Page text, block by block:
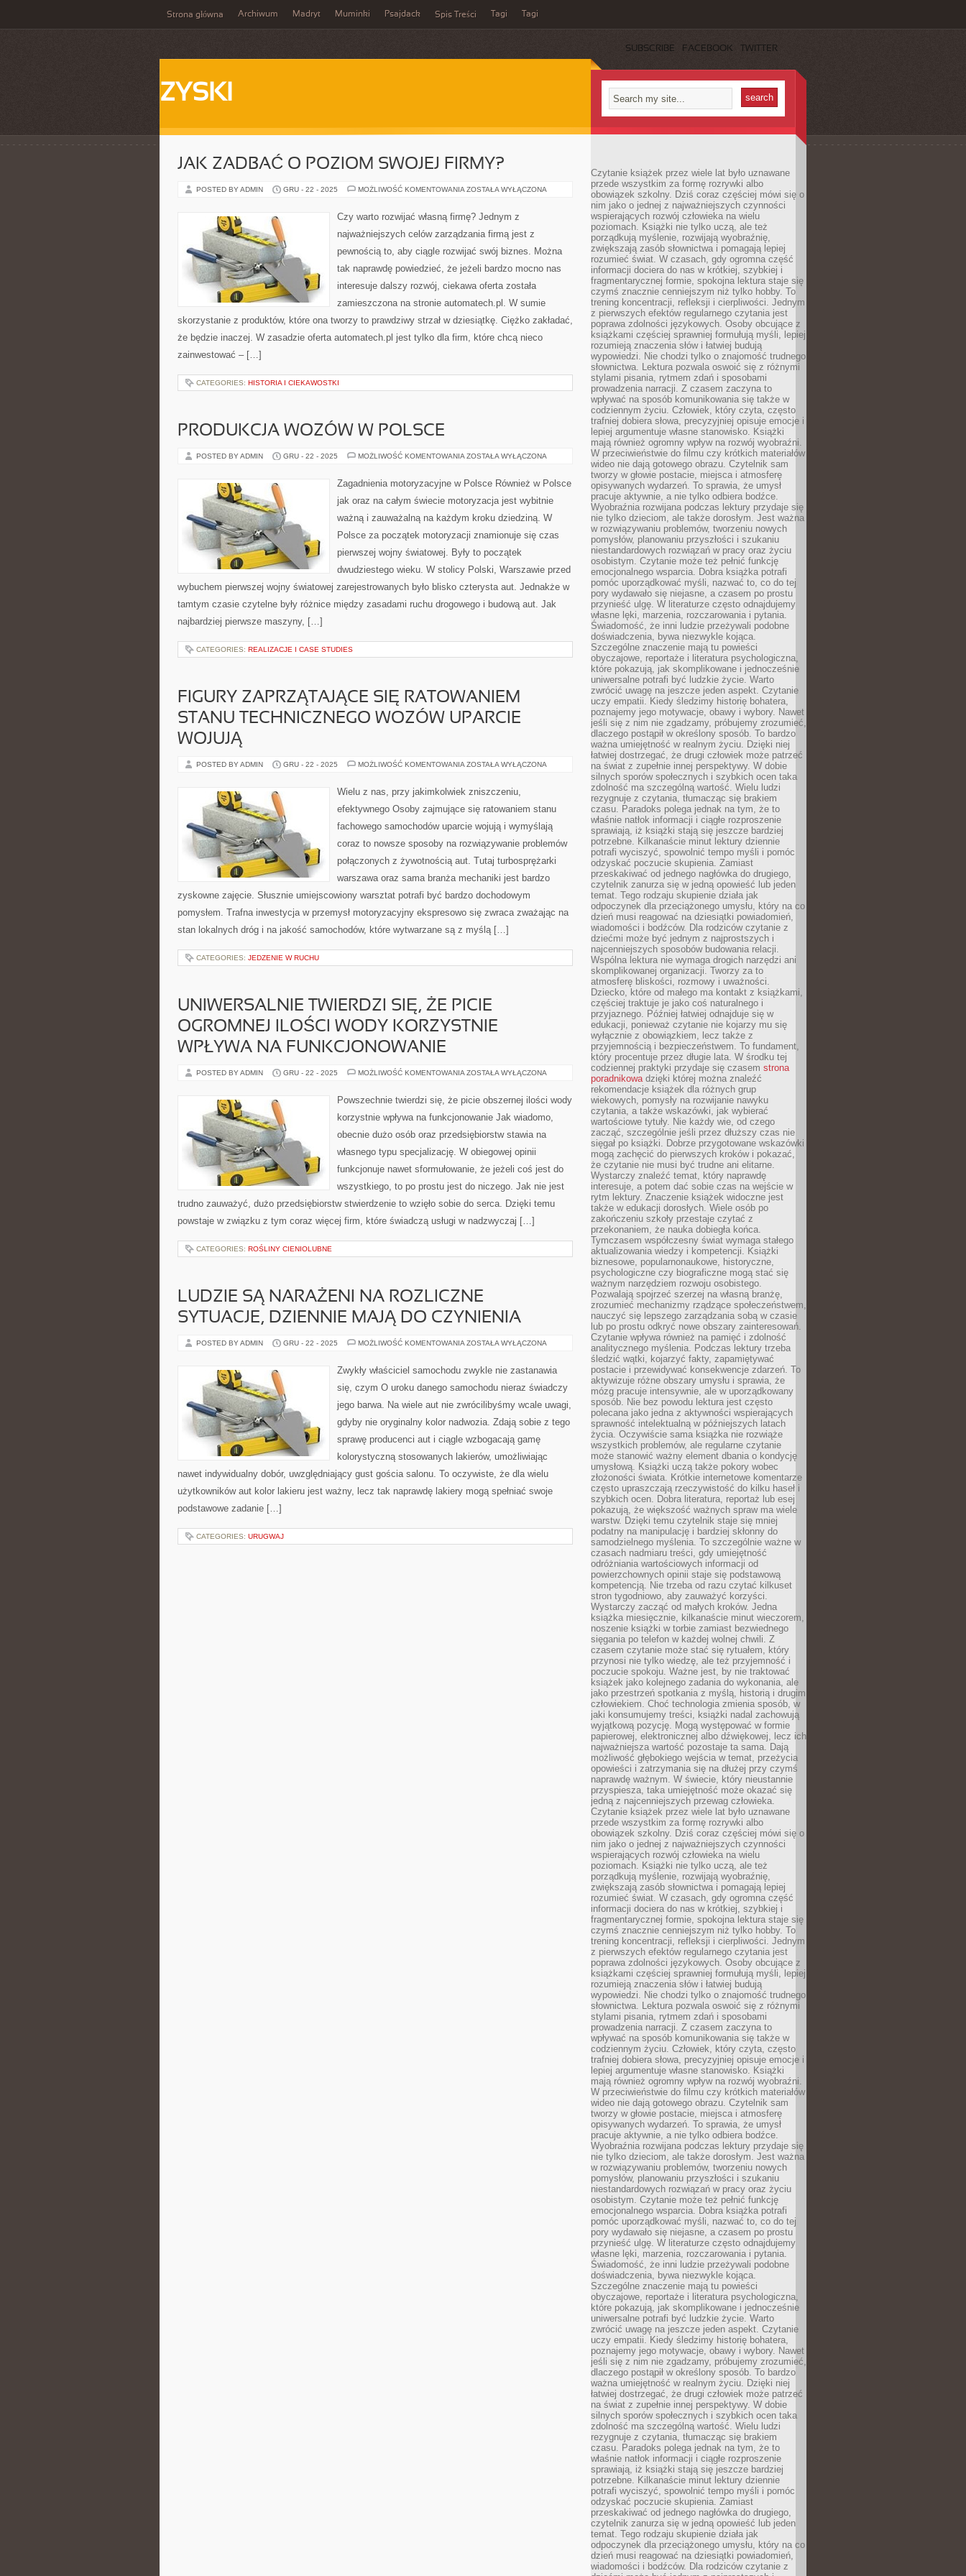
Strona główna Archiwum Madryt Muminki Psajdack Spis Treści Tagi Tagi
SUBSCRIBE FACEBOOK TWITTER
ZYSKI
JAK ZADBAĆ O POZIOM SWOJEJ FIRMY?
POSTED BY ADMIN GRU - 22 - 2025 MOŻLIWOŚĆ KOMENTOWANIA JAK
POZIOM
SWOJEJ
ZOSTAŁA WYŁĄCZONA
Czy warto rozwijać własną firmę? Jednym z
najważniejszych celów zarządzania firmą jest z
pewnością to, aby ciągle rozwijać swój biznes. Można
tak naprawdę powiedzieć, że jeżeli bardzo mocno nas
interesuje dalszy rozwój, ciekawa oferta została
zamieszczona na stronie automatech.pl. W sumie
skorzystanie z produktów, które ona tworzy to prawdziwy strzał w dziesiątkę. Ciężko zakładać,
że będzie inaczej. W zasadzie oferta automatech.pl jest tylko dla firm, które chcą nieco
zainwestować – […]
CATEGORIES: HISTORIA I CIEKAWOSTKI
PRODUKCJA WOZÓW W POLSCE
POSTED BY ADMIN GRU - 22 - 2025 MOŻLIWOŚĆ KOMENTOWANIA PRODUKCJA
POLSCE
ZOSTAŁA WYŁĄCZONA
Zagadnienia motoryzacyjne w Polsce Również w Polsce
jak oraz na całym świecie motoryzacja jest wybitnie
ważną i zauważalną na każdym kroku dziedziną. W
Polsce za początek motoryzacji znamionuje się czas
pierwszej wojny światowej. Były to początek
dwudziestego wieku. W stolicy Polski, Warszawie przed
wybuchem pierwszej wojny światowej zarejestrowanych było blisko czterysta aut. Jednakże w
tamtym czasie czytelne były różnice między zasadami ruchu drogowego i budową aut. Jak
najbardziej pierwsze maszyny, […]
CATEGORIES: REALIZACJE I CASE STUDIES
FIGURY ZAPRZĄTAJĄCE SIĘ RATOWANIEM
STANU TECHNICZNEGO WOZÓW UPARCIE
WOJUJĄ
POSTED BY ADMIN GRU - 22 - 2025 MOŻLIWOŚĆ KOMENTOWANIA FIGURY
RATOWANIEM
STANU
WOZÓW
WOJUJĄ
ZOSTAŁA WYŁĄCZONA
Wielu z nas, przy jakimkolwiek zniszczeniu,
efektywnego Osoby zajmujące się ratowaniem stanu
fachowego samochodów uparcie wojują i wymyślają
coraz to nowsze sposoby na rozwiązywanie problemów
połączonych z żywotnością aut. Tutaj turbosprężarki
warszawa oraz sama branża mechaniki jest bardzo
zyskowne zajęcie. Słusznie umiejscowiony warsztat potrafi być bardzo dochodowym
pomysłem. Trafna inwestycja w przemysł motoryzacyjny ekspresowo się zwraca zważając na
stan lokalnych dróg i na jakość samochodów, które wytwarzane są z myślą […]
CATEGORIES: JEDZENIE W RUCHU
UNIWERSALNIE TWIERDZI SIĘ, ŻE PICIE
OGROMNEJ ILOŚCI WODY KORZYSTNIE
WPŁYWA NA FUNKCJONOWANIE
POSTED BY ADMIN GRU - 22 - 2025 MOŻLIWOŚĆ KOMENTOWANIA UNIWERSALNIE
ŻE
PICIE
ILOŚCI
KORZYSTNIE
NA
FUNKCJONOWANIE
ZOSTAŁA WYŁĄCZONA
Powszechnie twierdzi się, że picie obszernej ilości wody
korzystnie wpływa na funkcjonowanie Jak wiadomo,
obecnie dużo osób oraz przedsiębiorstw stawia na
własnego typu specjalizację. W obiegowej opinii
funkcjonuje nawet sformułowanie, że jeżeli coś jest do
wszystkiego, to po prostu jest do niczego. Jak nie jest
trudno zauważyć, dużo przedsiębiorstw stwierdzenie to wzięło sobie do serca. Dzięki temu
powstaje w związku z tym coraz więcej firm, które świadczą usługi w nadzwyczaj […]
CATEGORIES: ROŚLINY CIENIOLUBNE
LUDZIE SĄ NARAŻENI NA ROZLICZNE
SYTUACJE, DZIENNIE MAJĄ DO CZYNIENIA
POSTED BY ADMIN GRU - 22 - 2025 MOŻLIWOŚĆ KOMENTOWANIA LUDZIE
ROZLICZNE
DZIENNIE
DO
ZOSTAŁA WYŁĄCZONA
Zwykły właściciel samochodu zwykle nie zastanawia
się, czym O uroku danego samochodu nieraz świadczy
jego barwa. Na wiele aut nie zwrócilibyśmy wcale uwagi,
gdyby nie oryginalny kolor nadwozia. Zdają sobie z tego
sprawę producenci aut i ciągle wzbogacają gamę
kolorystyczną stosowanych lakierów, umożliwiając
nawet indywidualny dobór, uwzględniający gust gościa salonu. To oczywiste, że dla wielu
użytkowników aut kolor lakieru jest ważny, lecz tak naprawdę lakiery mogą spełniać swoje
podstawowe zadanie […]
CATEGORIES: URUGWAJ
Czytanie książek przez wiele lat było uznawane
przede wszystkim za formę rozrywki albo
obowiązek szkolny. Dziś coraz częściej mówi się o
nim jako o jednej z najważniejszych czynności
wspierających rozwój człowieka na wielu
poziomach. Książki nie tylko uczą, ale też
porządkują myślenie, rozwijają wyobraźnię,
zwiększają zasób słownictwa i pomagają lepiej
rozumieć świat. W czasach, gdy ogromna część
informacji dociera do nas w krótkiej, szybkiej i
fragmentarycznej formie, spokojna lektura staje się
czymś znacznie cenniejszym niż tylko hobby. To
trening koncentracji, refleksji i cierpliwości. Jednym
z pierwszych efektów regularnego czytania jest
poprawa zdolności językowych. Osoby obcujące z
książkami częściej sprawniej formułują myśli, lepiej
rozumieją znaczenia słów i łatwiej budują
wypowiedzi. Nie chodzi tylko o znajomość trudnego
słownictwa. Lektura pozwala oswoić się z różnymi
stylami pisania, rytmem zdań i sposobami
prowadzenia narracji. Z czasem zaczyna to
wpływać na sposób komunikowania się także w
codziennym życiu. Człowiek, który czyta, często
trafniej dobiera słowa, precyzyjniej opisuje emocje i
lepiej argumentuje własne stanowisko. Książki
mają również ogromny wpływ na rozwój wyobraźni.
W przeciwieństwie do filmu czy krótkich materiałów
wideo nie dają gotowego obrazu. Czytelnik sam
tworzy w głowie postacie, miejsca i atmosferę
opisywanych wydarzeń. To sprawia, że umysł
pracuje aktywnie, a nie tylko odbiera bodźce.
Wyobraźnia rozwijana podczas lektury przydaje się
nie tylko dzieciom, ale także dorosłym. Jest ważna
w rozwiązywaniu problemów, tworzeniu nowych
pomysłów, planowaniu przyszłości i szukaniu
niestandardowych rozwiązań w pracy oraz życiu
osobistym. Czytanie może też pełnić funkcję
emocjonalnego wsparcia. Dobra książka potrafi
pomóc uporządkować myśli, nazwać to, co do tej
pory wydawało się niejasne, a czasem po prostu
przynieść ulgę. W literaturze często odnajdujemy
własne lęki, marzenia, rozczarowania i pytania.
Świadomość, że inni ludzie przeżywali podobne
doświadczenia, bywa niezwykle kojąca.
Szczególne znaczenie mają tu powieści
obyczajowe, reportaże i literatura psychologiczna,
które pokazują, jak skomplikowane i jednocześnie
uniwersalne potrafi być ludzkie życie. Warto
zwrócić uwagę na jeszcze jeden aspekt. Czytanie
uczy empatii. Kiedy śledzimy historię bohatera,
poznajemy jego motywacje, obawy i wybory. Nawet
jeśli się z nim nie zgadzamy, próbujemy zrozumieć,
dlaczego postąpił w określony sposób. To bardzo
ważna umiejętność w realnym życiu. Dzięki niej
łatwiej dostrzegać, że drugi człowiek może patrzeć
na świat z zupełnie innej perspektywy. W dobie
silnych sporów społecznych i szybkich ocen taka
zdolność ma szczególną wartość. Wielu ludzi
rezygnuje z czytania, tłumacząc się brakiem
czasu. Paradoks polega jednak na tym, że to
właśnie natłok informacji i ciągłe rozproszenie
sprawiają, iż książki stają się jeszcze bardziej
potrzebne. Kilkanaście minut lektury dziennie
potrafi wyciszyć, spowolnić tempo myśli i pomóc
odzyskać poczucie skupienia. Zamiast
przeskakiwać od jednego nagłówka do drugiego,
czytelnik zanurza się w jedną opowieść lub jeden
temat. Tego rodzaju skupienie działa jak
odpoczynek dla przeciążonego umysłu, który na co
dzień musi reagować na dziesiątki powiadomień,
wiadomości i bodźców. Dla rodziców czytanie z
dziećmi może być jednym z najprostszych i
najcenniejszych sposobów budowania relacji.
Wspólna lektura nie wymaga drogich narzędzi ani
skomplikowanej organizacji. Tworzy za to
atmosferę bliskości, rozmowy i uważności.
Dziecko, które od małego ma kontakt z książkami,
częściej traktuje je jako coś naturalnego i
przyjaznego. Później łatwiej odnajduje się w
edukacji, ponieważ czytanie nie kojarzy mu się
wyłącznie z obowiązkiem, lecz także z
przyjemnością i bezpieczeństwem. To fundament,
który procentuje przez długie lata. W środku tej
codziennej praktyki przydaje się czasem strona
poradnikowadzięki której można znaleźć
rekomendacje książek dla różnych grup
wiekowych, pomysły na rozwijanie nawyku
czytania, a także wskazówki, jak wybierać
wartościowe tytuły. Nie każdy wie, od czego
zacząć, szczególnie jeśli przez dłuższy czas nie
sięgał po książki. Dobrze przygotowane wskazówki
mogą zachęcić do pierwszych kroków i pokazać,
że czytanie nie musi być trudne ani elitarne.
Wystarczy znaleźć temat, który naprawdę
interesuje, a potem dać sobie czas na wejście w
rytm lektury. Znaczenie książek widoczne jest
także w edukacji dorosłych. Wiele osób po
zakończeniu szkoły przestaje czytać z
przekonaniem, że nauka dobiegła końca.
Tymczasem współczesny świat wymaga stałego
aktualizowania wiedzy i kompetencji. Książki
biznesowe, popularnonaukowe, historyczne,
psychologiczne czy biograficzne mogą stać się
ważnym narzędziem rozwoju osobistego.
Pozwalają spojrzeć szerzej na własną branżę,
zrozumieć mechanizmy rządzące społeczeństwem,
nauczyć się lepszego zarządzania sobą w czasie
lub po prostu odkryć nowe obszary zainteresowań.
Czytanie wpływa również na pamięć i zdolność
analitycznego myślenia. Podczas lektury trzeba
śledzić wątki, kojarzyć fakty, zapamiętywać
postacie i przewidywać konsekwencje zdarzeń. To
aktywizuje różne obszary umysłu i sprawia, że
mózg pracuje intensywnie, ale w uporządkowany
sposób. Nie bez powodu lektura jest często
polecana jako jedna z aktywności wspierających
sprawność intelektualną w późniejszych latach
życia. Oczywiście sama książka nie rozwiąże
wszystkich problemów, ale regularne czytanie
może stanowić ważny element dbania o kondycję
umysłową. Książki uczą także pokory wobec
złożoności świata. Krótkie internetowe komentarze
często upraszczają rzeczywistość do kilku haseł i
szybkich ocen. Dobra literatura, reportaż lub esej
pokazują, że większość ważnych spraw ma wiele
warstw. Dzięki temu czytelnik staje się mniej
podatny na manipulację i bardziej skłonny do
samodzielnego myślenia. To szczególnie ważne w
czasach nadmiaru treści, gdy umiejętność
odróżniania wartościowych informacji od
powierzchownych opinii staje się podstawową
kompetencją. Nie trzeba od razu czytać kilkuset
stron tygodniowo, aby zauważyć korzyści.
Wystarczy zacząć od małych kroków. Jedna
książka miesięcznie, kilkanaście minut wieczorem,
noszenie książki w torbie zamiast bezwiednego
sięgania po telefon w każdej wolnej chwili. Z
czasem czytanie może stać się rytuałem, który
przynosi nie tylko wiedzę, ale też przyjemność i
poczucie spokoju. Ważne jest, by nie traktować
książek jako kolejnego zadania do wykonania, ale
jako przestrzeń spotkania z myślą, historią i drugim
człowiekiem. Choć technologia zmienia sposób, w
jaki konsumujemy treści, książki nadal zachowują
wyjątkową pozycję. Mogą występować w formie
papierowej, elektronicznej albo dźwiękowej, lecz ich
najważniejsza wartość pozostaje ta sama. Dają
możliwość głębokiego wejścia w temat, przeżycia
opowieści i zatrzymania się na dłużej przy czymś
naprawdę ważnym. W świecie, który nieustannie
przyspiesza, taka umiejętność może okazać się
jedną z najcenniejszych przewag człowieka.
Czytanie książek przez wiele lat było uznawane
przede wszystkim za formę rozrywki albo
obowiązek szkolny. Dziś coraz częściej mówi się o
nim jako o jednej z najważniejszych czynności
wspierających rozwój człowieka na wielu
poziomach. Książki nie tylko uczą, ale też
porządkują myślenie, rozwijają wyobraźnię,
zwiększają zasób słownictwa i pomagają lepiej
rozumieć świat. W czasach, gdy ogromna część
informacji dociera do nas w krótkiej, szybkiej i
fragmentarycznej formie, spokojna lektura staje się
czymś znacznie cenniejszym niż tylko hobby. To
trening koncentracji, refleksji i cierpliwości. Jednym
z pierwszych efektów regularnego czytania jest
poprawa zdolności językowych. Osoby obcujące z
książkami częściej sprawniej formułują myśli, lepiej
rozumieją znaczenia słów i łatwiej budują
wypowiedzi. Nie chodzi tylko o znajomość trudnego
słownictwa. Lektura pozwala oswoić się z różnymi
stylami pisania, rytmem zdań i sposobami
prowadzenia narracji. Z czasem zaczyna to
wpływać na sposób komunikowania się także w
codziennym życiu. Człowiek, który czyta, często
trafniej dobiera słowa, precyzyjniej opisuje emocje i
lepiej argumentuje własne stanowisko. Książki
mają również ogromny wpływ na rozwój wyobraźni.
W przeciwieństwie do filmu czy krótkich materiałów
wideo nie dają gotowego obrazu. Czytelnik sam
tworzy w głowie postacie, miejsca i atmosferę
opisywanych wydarzeń. To sprawia, że umysł
pracuje aktywnie, a nie tylko odbiera bodźce.
Wyobraźnia rozwijana podczas lektury przydaje się
nie tylko dzieciom, ale także dorosłym. Jest ważna
w rozwiązywaniu problemów, tworzeniu nowych
pomysłów, planowaniu przyszłości i szukaniu
niestandardowych rozwiązań w pracy oraz życiu
osobistym. Czytanie może też pełnić funkcję
emocjonalnego wsparcia. Dobra książka potrafi
pomóc uporządkować myśli, nazwać to, co do tej
pory wydawało się niejasne, a czasem po prostu
przynieść ulgę. W literaturze często odnajdujemy
własne lęki, marzenia, rozczarowania i pytania.
Świadomość, że inni ludzie przeżywali podobne
doświadczenia, bywa niezwykle kojąca.
Szczególne znaczenie mają tu powieści
obyczajowe, reportaże i literatura psychologiczna,
które pokazują, jak skomplikowane i jednocześnie
uniwersalne potrafi być ludzkie życie. Warto
zwrócić uwagę na jeszcze jeden aspekt. Czytanie
uczy empatii. Kiedy śledzimy historię bohatera,
poznajemy jego motywacje, obawy i wybory. Nawet
jeśli się z nim nie zgadzamy, próbujemy zrozumieć,
dlaczego postąpił w określony sposób. To bardzo
ważna umiejętność w realnym życiu. Dzięki niej
łatwiej dostrzegać, że drugi człowiek może patrzeć
na świat z zupełnie innej perspektywy. W dobie
silnych sporów społecznych i szybkich ocen taka
zdolność ma szczególną wartość. Wielu ludzi
rezygnuje z czytania, tłumacząc się brakiem
czasu. Paradoks polega jednak na tym, że to
właśnie natłok informacji i ciągłe rozproszenie
sprawiają, iż książki stają się jeszcze bardziej
potrzebne. Kilkanaście minut lektury dziennie
potrafi wyciszyć, spowolnić tempo myśli i pomóc
odzyskać poczucie skupienia. Zamiast
przeskakiwać od jednego nagłówka do drugiego,
czytelnik zanurza się w jedną opowieść lub jeden
temat. Tego rodzaju skupienie działa jak
odpoczynek dla przeciążonego umysłu, który na co
dzień musi reagować na dziesiątki powiadomień,
wiadomości i bodźców. Dla rodziców czytanie z